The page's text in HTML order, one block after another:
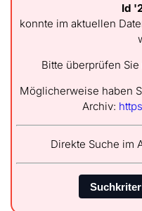
Id
konnte im aktuellen
Bitte überprüfen
Möglicherweise haben
Archiv:
Direkte Suche im